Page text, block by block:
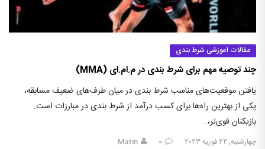
مقالات آموزشی شرط بندی
چند توصیه مهم برای شرط بندی در م.ام.ای (MMA)
یافتن موقعیت‌های مناسب شرط بندی در میان طرف‌های ضعیف مسابقه،
یکی از بهترین راه‌ها برای کسب درآمد از شرط بندی در مبارزات است.
بازیکنان قوی‌تر،…
چهارشنبه, ۲۲ فوریه ۲۰۲۳ ۰ Matin